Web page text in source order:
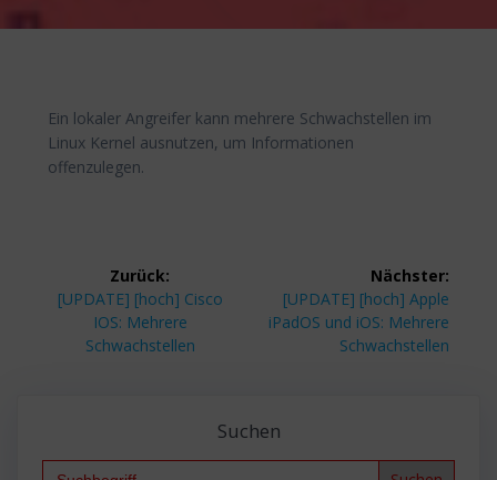
Ein lokaler Angreifer kann mehrere Schwachstellen im
Linux Kernel ausnutzen, um Informationen
offenzulegen.
Beitragsnavigation
Zurück:
Vorheriger
Beitrag:
[UPDATE] [hoch] Cisco
IOS: Mehrere
Schwachstellen
Nächster:
Nächster
Beitrag:
[UPDATE] [hoch] Apple
iPadOS und iOS: Mehrere
Schwachstellen
Suchen
Search